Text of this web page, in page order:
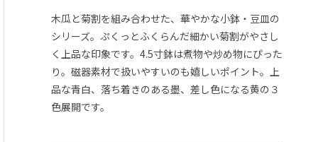
木瓜と菊割を組み合わせた、華やかな小鉢・豆皿の
シリーズ。ぷくっとふくらんだ細かい菊割がやさし
く上品な印象です。4.5寸鉢は煮物や炒め物にぴった
り。磁器素材で扱いやすいのも嬉しいポイント。上
品な青白、落ち着きのある墨、差し色になる黄の３
色展開です。